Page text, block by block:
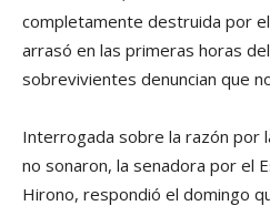
completamente destruida por
arrasó en las primeras horas
sobrevivientes denuncian que
Interrogada sobre la razón por
no sonaron, la senadora por el
Hirono, respondió el domingo